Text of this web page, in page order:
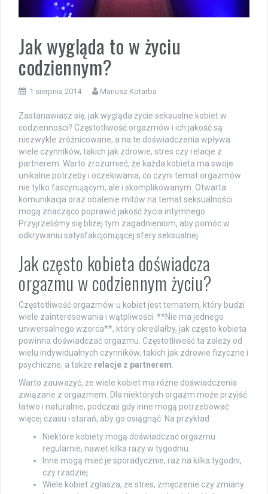
Jak wygląda to w życiu
codziennym?
1 sierpnia 2014 Mariusz Kotarba
Zastanawiasz się, jak wygląda życie seksualne kobiet w
codzienności? Częstotliwość orgazmów i ich jakość są
niezwykle zróżnicowane, a na te doświadczenia wpływa
wiele czynników, takich jak zdrowie, stres czy relacje z
partnerem. Warto zrozumieć, że każda kobieta ma swoje
unikalne potrzeby i oczekiwania, co czyni temat orgazmów
nie tylko fascynującym, ale i skomplikowanym. Otwarta
komunikacja oraz obalenie mitów na temat seksualności
mogą znacząco poprawić jakość życia intymnego.
Przyjrzeliśmy się bliżej tym zagadnieniom, aby pomóc w
odkrywaniu satysfakcjonującej sfery seksualnej.
Jak często kobieta doświadcza
orgazmu w codziennym życiu?
Częstotliwość orgazmów u kobiet jest tematem, który budzi
wiele zainteresowania i wątpliwości. **Nie ma jednego
uniwersalnego wzorca**, który określałby, jak często kobieta
powinna doświadczać orgazmu. Częstotliwość ta zależy od
wielu indywidualnych czynników, takich jak zdrowie fizyczne i
psychiczne, a także relacje z partnerem.
Warto zauważyć, że wiele kobiet ma różne doświadczenia
związane z orgazmem. Dla niektórych orgazm może przyjść
łatwo i naturalnie, podczas gdy inne mogą potrzebować
więcej czasu i starań, aby go osiągnąć. Na przykład:
Niektóre kobiety mogą doświadczać orgazmu
regularnie, nawet kilka razy w tygodniu.
Inne mogą mieć je sporadycznie, raz na kilka tygodni,
czy rzadziej.
Wiele kobiet zgłasza, że stres, zmęczenie czy zmiany